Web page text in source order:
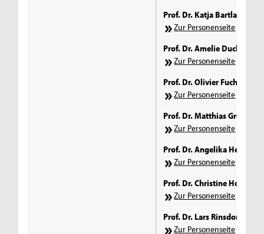
Prof. Dr. Katja Bartlakowski
Zur Personenseite
Prof. Dr. Amelie Duckwitz
Zur Personenseite
Prof. Dr. Olivier Fuchs
Zur Personenseite
Prof. Dr. Matthias Groß
Zur Personenseite
Prof. Dr. Angelika
Zur Personenseite
Prof. Dr. Christine Horz-
Zur Personenseite
Prof. Dr. Lars Rinsdorf
Zur Personenseite